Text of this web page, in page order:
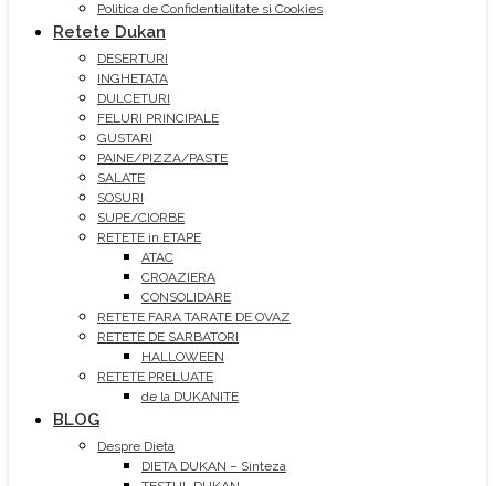
Politica de Confidentialitate si Cookies
Retete Dukan
DESERTURI
INGHETATA
DULCETURI
FELURI PRINCIPALE
GUSTARI
PAINE/PIZZA/PASTE
SALATE
SOSURI
SUPE/CIORBE
RETETE in ETAPE
ATAC
CROAZIERA
CONSOLIDARE
RETETE FARA TARATE DE OVAZ
RETETE DE SARBATORI
HALLOWEEN
RETETE PRELUATE
de la DUKANITE
BLOG
Despre Dieta
DIETA DUKAN – Sinteza